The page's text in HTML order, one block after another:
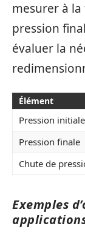
mesurer à
pression
évaluer la
Élément
Pression initiale
Pression finale
Chute de
Exemples